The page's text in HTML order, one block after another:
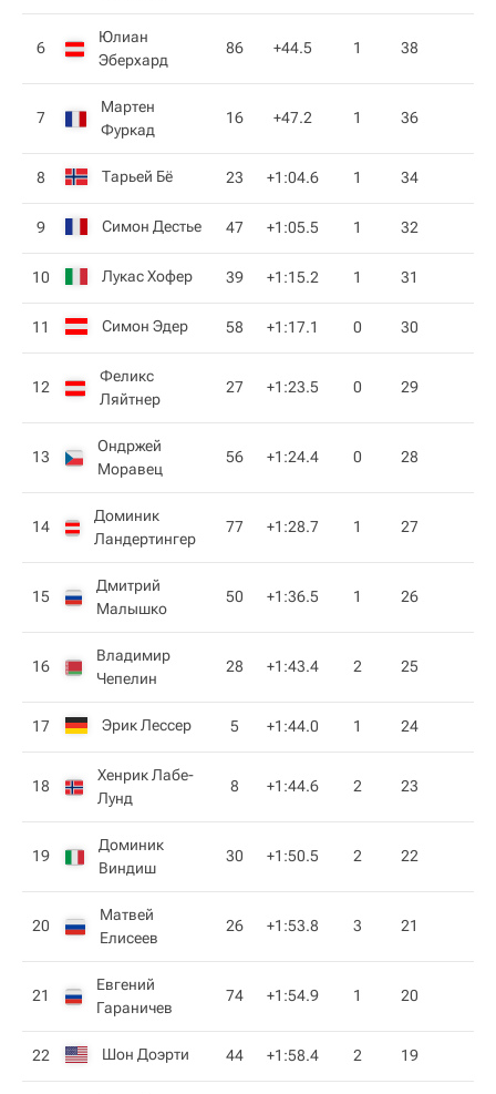
6
Юлиан
Эберхард
86 +44.5 1 38
7
Мартен
Фуркад
16 +47.2 1 36
8 Тарьей Бё 23 +1:04.6 1 34
9 Симон Дестье 47 +1:05.5 1 32
10 Лукас Хофер 39 +1:15.2 1 31
11 Симон Эдер 58 +1:17.1 0 30
12
Феликс
Ляйтнер
27 +1:23.5 0 29
13
Ондржей
Моравец
56 +1:24.4 0 28
14
Доминик
Ландертингер
77 +1:28.7 1 27
15
Дмитрий
Малышко
50 +1:36.5 1 26
16
Владимир
Чепелин
28 +1:43.4 2 25
17 Эрик Лессер 5 +1:44.0 1 24
18
Хенрик Лабе-
Лунд
8 +1:44.6 2 23
19
Доминик
Виндиш
30 +1:50.5 2 22
20
Матвей
Елисеев
26 +1:53.8 3 21
21
Евгений
Гараничев
74 +1:54.9 1 20
22 Шон Доэрти 44 +1:58.4 2 19